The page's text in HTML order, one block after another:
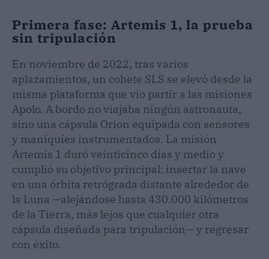
Primera fase: Artemis 1, la prueba
sin tripulación
En noviembre de 2022, tras varios
aplazamientos, un cohete SLS se elevó desde la
misma plataforma que vio partir a las misiones
Apolo. A bordo no viajaba ningún astronauta,
sino una cápsula Orion equipada con sensores
y maniquíes instrumentados. La misión
Artemis 1 duró veinticinco días y medio y
cumplió su objetivo principal: insertar la nave
en una órbita retrógrada distante alrededor de
la Luna —alejándose hasta 430.000 kilómetros
de la Tierra, más lejos que cualquier otra
cápsula diseñada para tripulación— y regresar
con éxito.